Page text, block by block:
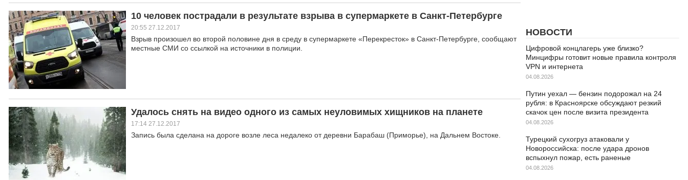
10 человек пострадали в результате взрыва в супермаркете в Санкт-Петербурге
20:55 27.12.2017
Взрыв произошел во второй половине дня в среду в супермаркете «Перекресток» в Санкт-Петербурге, сообщают
местные СМИ со ссылкой на источники в полиции.
Удалось снять на видео одного из самых неуловимых хищников на планете
17:14 27.12.2017
Запись была сделана на дороге возле леса недалеко от деревни Барабаш (Приморье), на Дальнем Востоке.
НОВОСТИ
Цифровой концлагерь уже близко?
Минцифры готовит новые правила контроля
VPN и интернета
04.08.2026
Путин уехал — бензин подорожал на 24
рубля: в Красноярске обсуждают резкий
скачок цен после визита президента
04.08.2026
Турецкий сухогруз атаковали у
Новороссийска: после удара дронов
вспыхнул пожар, есть раненые
04.08.2026